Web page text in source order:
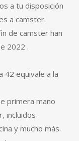
a tu disposición
a camster.
de camster han
2022 .
42 equivale a la
primera mano
incluidos
y mucho más.